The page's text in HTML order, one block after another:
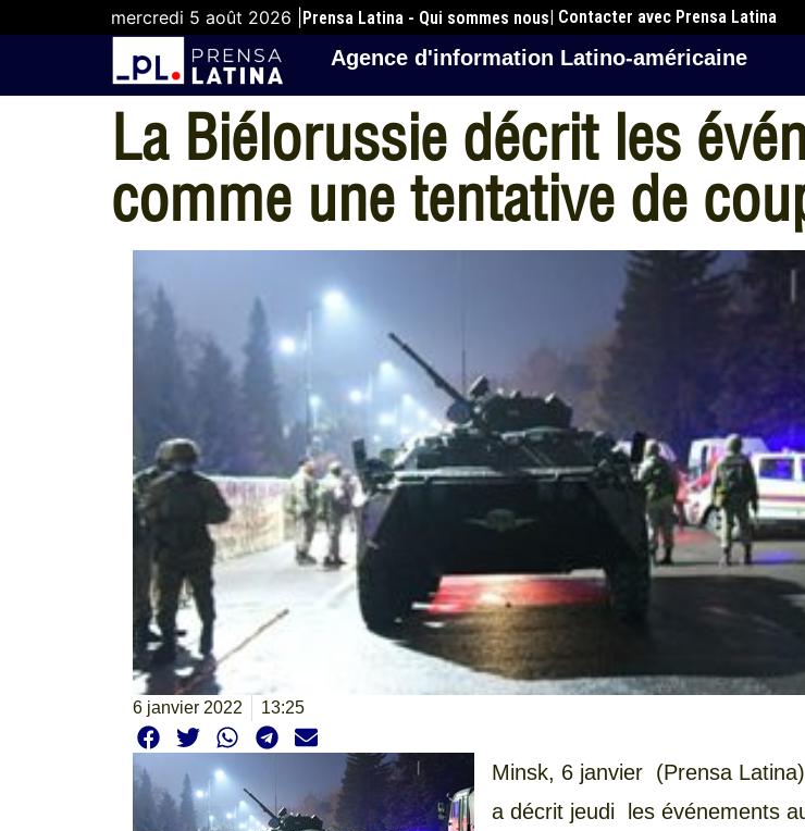
mercredi 5 août 2026 | Prensa Latina - Qui sommes nous| Contacter avec Prensa Latina
Agence d'information Latino-américaine
La Biélorussie décrit les
comme une tentative de
6 janvier 2022 13:25
Minsk, 6 janvier (Prensa
a décrit jeudi les événements